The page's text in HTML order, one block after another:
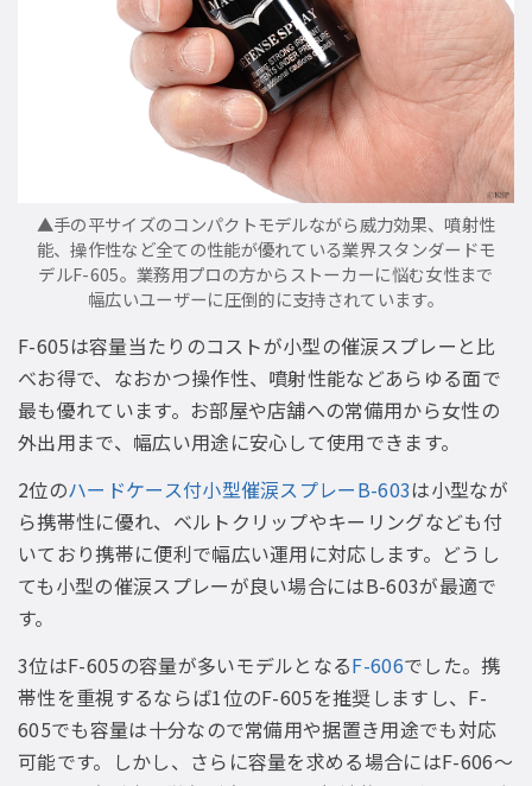
▲手の平サイズのコンパクトモデルながら威力効果、噴射性
能、操作性など全ての性能が優れている業界スタンダードモ
デルF-605。業務用プロの方からストーカーに悩む女性まで
幅広いユーザーに圧倒的に支持されています。
F-605は容量当たりのコストが小型の催涙スプレーと比
べお得で、なおかつ操作性、噴射性能などあらゆる面で
最も優れています。お部屋や店舗への常備用から女性の
外出用まで、幅広い用途に安心して使用できます。
2位のハードケース付小型催涙スプレーB-603は小型なが
ら携帯性に優れ、ベルトクリップやキーリングなども付
いており携帯に便利で幅広い運用に対応します。どうし
ても小型の催涙スプレーが良い場合にはB-603が最適で
す。
3位はF-605の容量が多いモデルとなるF-606でした。携
帯性を重視するならば1位のF-605を推奨しますし、F-
605でも容量は十分なので常備用や据置き用途でも対応
可能です。しかし、さらに容量を求める場合にはF-606〜